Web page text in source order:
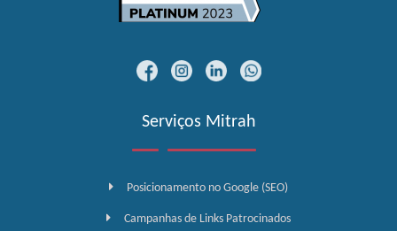
Serviços Mitrah
Posicionamento no Google (SEO)
Campanhas de Links Patrocinados